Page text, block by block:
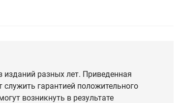
разных лет. Приведенная
гарантией положительного
возникнуть в результате